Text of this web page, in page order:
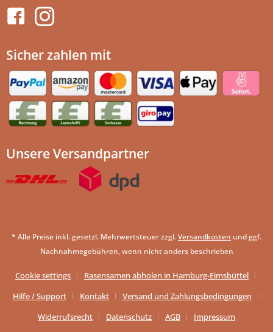
Sicher zahlen mit
Unsere Versandpartner
* Alle Preise inkl. gesetzl. Mehrwertsteuer zzgl.Versandkosten und ggf.
Nachnahmegebühren, wenn nicht anders beschrieben
Cookie settings
Rasensamen abholen in Hamburg-Eimsbüttel
Hilfe / Support
Kontakt
Versand und Zahlungsbedingungen
Widerrufsrecht
Datenschutz AGB Impressum